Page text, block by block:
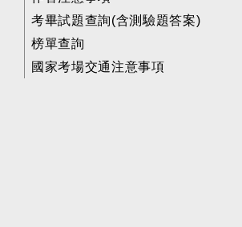
考畢試題查詢(含測驗題答案)
榜單查詢
國家考場交通注意事項